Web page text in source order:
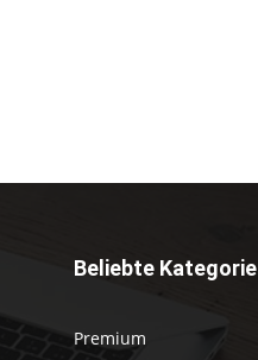
Beliebte Kategorie
Premium